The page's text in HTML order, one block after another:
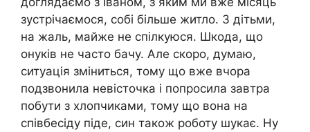
зустрічаємося, собі більше житло. З дітьми,
на жаль, майже не спілкуюся. Шкода, що
онуків не часто бачу. Але скоро, думаю,
ситуація зміниться, тому що вже вчора
подзвонила невісточка і попросила завтра
побути з хлопчиками, тому що вона на
співбесіду піде, син також роботу шукає. Ну